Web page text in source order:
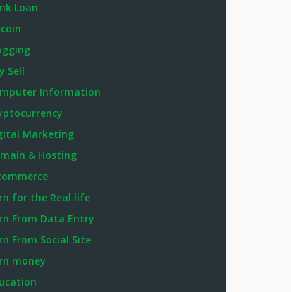
Loan
Sell
Information
Marketing
& Hosting
for the Real life
From Data Entry
From Social Site
money